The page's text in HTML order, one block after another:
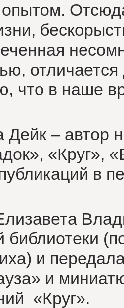
что в наше
– автор
«Круг»,
в
и
и
«Круг».